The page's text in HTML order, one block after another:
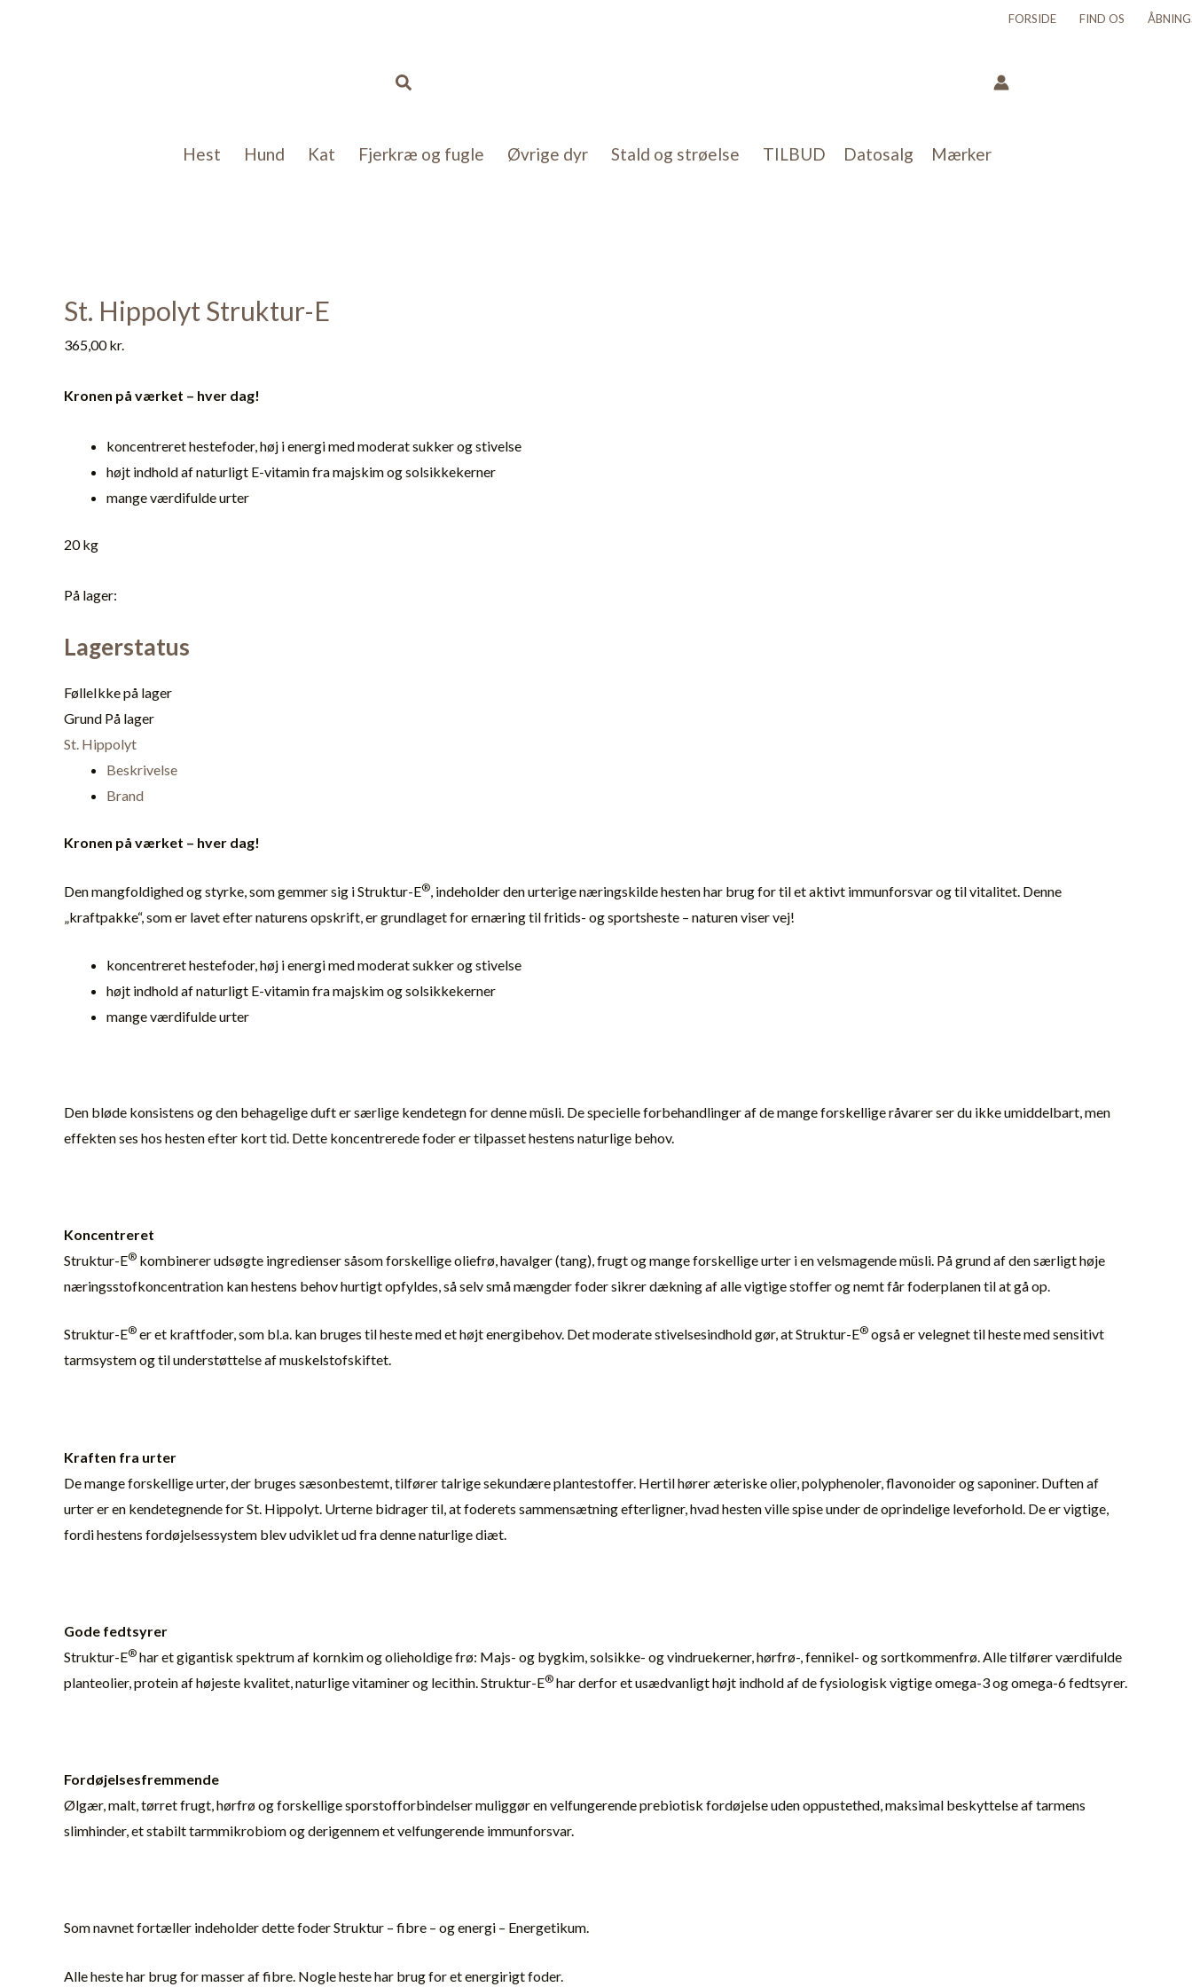
FORSIDE FIND OS
Søg
Hest Hund Kat Fjerkræ og fugle Øvrige dyr Stald og strøelse TILBUD Datosalg Mærker
St. Hippolyt Struktur-E
365,00kr.
Kronen på værket – hver dag!
koncentreret hestefoder, høj i energi med moderat sukker og stivelse
højt indhold af naturligt E-vitamin fra majskim og solsikkekerner
mange værdifulde urter
20 kg
På lager:
Lagerstatus
FølleIkke på lager
Grund På lager
St. Hippolyt
Beskrivelse
Brand
Kronen på værket – hver dag!
Den mangfoldighed og styrke, som gemmer sig i Struktur-E® , indeholder den urterige næringskilde hesten har brug for til et aktivt immunforsvar og til vitalitet. Denne
„kraftpakke“, som er lavet efter naturens opskrift, er grundlaget for ernæring til fritids- og sportsheste – naturen viser vej!
koncentreret hestefoder, høj i energi med moderat sukker og stivelse
højt indhold af naturligt E-vitamin fra majskim og solsikkekerner
mange værdifulde urter
Den bløde konsistens og den behagelige duft er særlige kendetegn for denne müsli. De specielle forbehandlinger af de mange forskellige råvarer ser du ikke umiddelbart, men
effekten ses hos hesten efter kort tid. Dette koncentrerede foder er tilpasset hestens naturlige behov.
Koncentreret
Struktur-E® kombinerer udsøgte ingredienser såsom forskellige oliefrø, havalger (tang), frugt og mange forskellige urter i en velsmagende müsli. På grund af den særligt høje
næringsstofkoncentration kan hestens behov hurtigt opfyldes, så selv små mængder foder sikrer dækning af alle vigtige stoffer og nemt får foderplanen til at gå op.
Struktur-E® er et kraftfoder, som bl.a. kan bruges til heste med et højt energibehov. Det moderate stivelsesindhold gør, at Struktur-E® også er velegnet til heste med sensitivt
tarmsystem og til understøttelse af muskelstofskiftet.
Kraften fra urter
De mange forskellige urter, der bruges sæsonbestemt, tilfører talrige sekundære plantestoffer. Hertil hører æteriske olier, polyphenoler, flavonoider og saponiner. Duften af
urter er en kendetegnende for St. Hippolyt. Urterne bidrager til, at foderets sammensætning efterligner, hvad hesten ville spise under de oprindelige leveforhold. De er vigtige,
fordi hestens fordøjelsessystem blev udviklet ud fra denne naturlige diæt.
Gode fedtsyrer
Struktur-E® har et gigantisk spektrum af kornkim og olieholdige frø: Majs- og bygkim, solsikke- og vindruekerner, hørfrø-, fennikel- og sortkommenfrø. Alle tilfører værdifulde
planteolier, protein af højeste kvalitet, naturlige vitaminer og lecithin. Struktur-E® har derfor et usædvanligt højt indhold af de fysiologisk vigtige omega-3 og omega-6 fedtsyrer.
Fordøjelsesfremmende
Ølgær, malt, tørret frugt, hørfrø og forskellige sporstofforbindelser muliggør en velfungerende prebiotisk fordøjelse uden oppustethed, maksimal beskyttelse af tarmens
slimhinder, et stabilt tarmmikrobiom og derigennem et velfungerende immunforsvar.
Som navnet fortæller indeholder dette foder Struktur – fibre – og energi – Energetikum.
Alle heste har brug for masser af fibre. Nogle heste har brug for et energirigt foder.